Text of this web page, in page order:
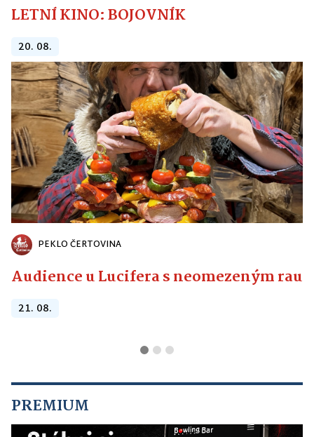
LETNÍ KINO: BOJOVNÍK
20. 08.
PEKLO ČERTOVINA
Audience u Lucifera s neomezeným
21. 08.
PREMIUM